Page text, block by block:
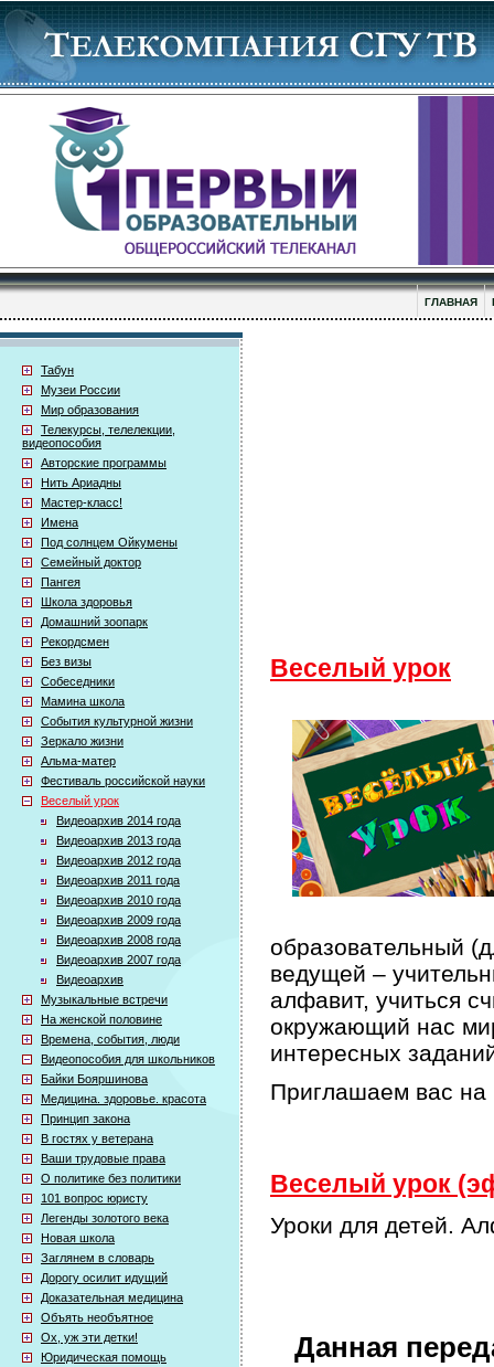
ГЛАВНАЯ
Табун
Музеи России
Мир образования
Телекурсы, телелекции,
видеопособия
Авторские программы
Нить Ариадны
Мастер-класс!
Имена
Под солнцем Ойкумены
Семейный доктор
Пангея
Школа здоровья
Домашний зоопарк
Рекордсмен
Без визы
Собеседники
Мамина школа
События культурной жизни
Зеркало жизни
Альма-матер
Фестиваль российской науки
Веселый урок
Видеоархив 2014 года
Видеоархив 2013 года
Видеоархив 2012 года
Видеоархив 2011 года
Видеоархив 2010 года
Видеоархив 2009 года
Видеоархив 2008 года
Видеоархив 2007 года
Видеоархив
Музыкальные встречи
На женской половине
Времена, события, люди
Видеопособия для школьников
Байки Бояршинова
Медицина. здоровье. красота
Принцип закона
В гостях у ветерана
Ваши трудовые права
О политике без политики
101 вопрос юристу
Легенды золотого века
Новая школа
Заглянем в словарь
Дорогу осилит идущий
Доказательная медицина
Объять необъятное
Ох, уж эти детки!
Юридическая помощь
Веселый урок
образовательный
ведущей –
алфавит, учиться
окружающий нас
интересных
Приглашаем вас
Веселый урок
Уроки для детей.
Данная